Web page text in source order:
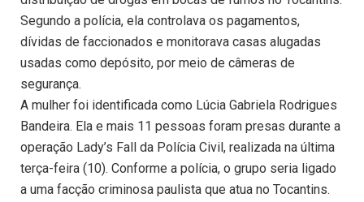
Segundo a polícia, ela controlava os pagamentos,
dívidas de faccionados e monitorava casas alugadas
usadas como depósito, por meio de câmeras de
segurança.
A mulher foi identificada como Lúcia Gabriela Rodrigues
Bandeira. Ela e mais 11 pessoas foram presas durante a
operação Lady’s Fall da Polícia Civil, realizada na última
terça-feira (10). Conforme a polícia, o grupo seria ligado
a uma facção criminosa paulista que atua no Tocantins.